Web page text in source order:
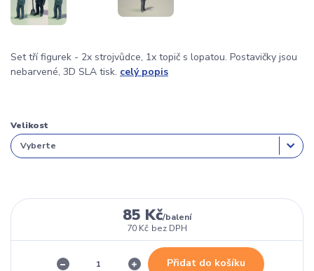
Set tří figurek - 2x strojvůdce, 1x topič s lopatou. Postavičky jsou
nebarvené, 3D SLA tisk. celý popis
Velikost
85 Kč/balení
70 Kč bez DPH
Přidat do košíku